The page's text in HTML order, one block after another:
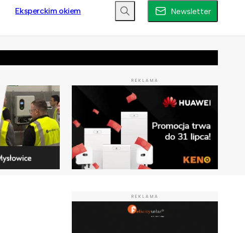
Eksperckim okiem Newsletter
REKLAMA
REKLAMA